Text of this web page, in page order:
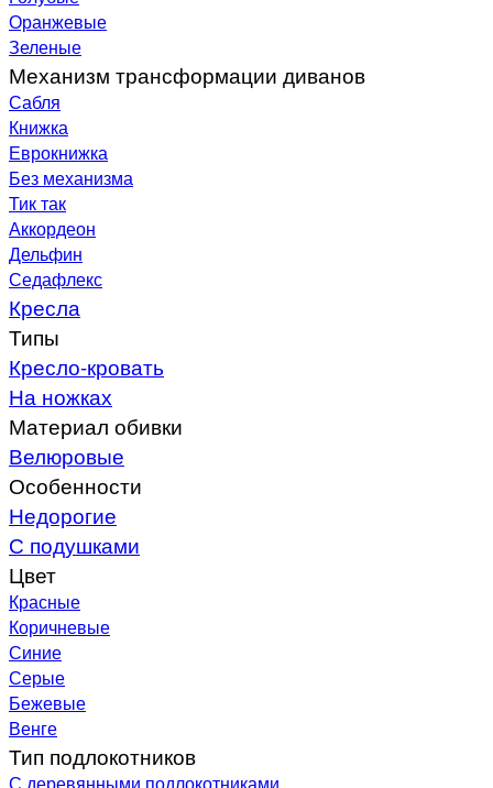
Оранжевые
Зеленые
Механизм трансформации диванов
Сабля
Книжка
Еврокнижка
Без механизма
Тик так
Аккордеон
Дельфин
Седафлекс
Кресла
Типы
Кресло-кровать
На ножках
Материал обивки
Велюровые
Особенности
Недорогие
С подушками
Цвет
Красные
Коричневые
Синие
Серые
Бежевые
Венге
Тип подлокотников